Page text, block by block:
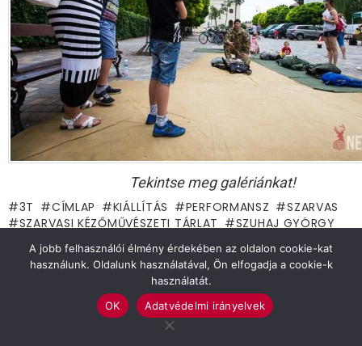
Tekintse meg galériánkat!
3T CÍMLAP KIÁLLÍTÁS PERFORMANSZ
SZARVAS
SZARVASI KÉZŐMŰVÉSZETI TÁRLAT
SZUHAJ GYÖRGY
Indiánok avatták fel a Pepi-kert új
attrakcióját
A jobb felhasználói élmény érdekében az oldalon cookie-kat
használunk. Oldalunk használatával, Ön elfogadja a cookie-k
használatát.
OK
Adatvédelmi irányelvek